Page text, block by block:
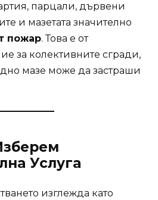
парцали, дървени
и мазетата значително
пожар. Това е от
за колективните сгради,
мазе може да застраши
Услуга
изглежда като